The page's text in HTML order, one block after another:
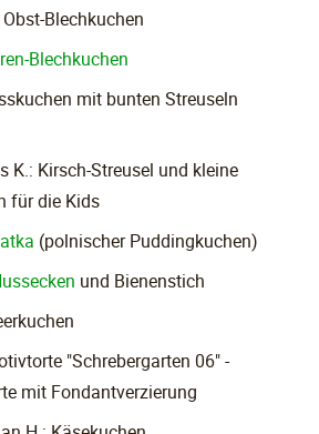
Blechkuchen
Blechkuchen
mit bunten Streuseln
K.: Kirsch-Streusel und kleine
für die Kids
(polnischer Puddingkuchen)
und Bienenstich
"Schrebergarten 06" -
mit Fondantverzierung